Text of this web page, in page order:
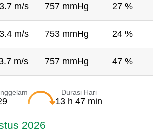
m/s 757 mmHg 27 %
m/s 753 mmHg 24 %
m/s 757 mmHg 47 %
Durasi Hari
13 h 47 min
2026